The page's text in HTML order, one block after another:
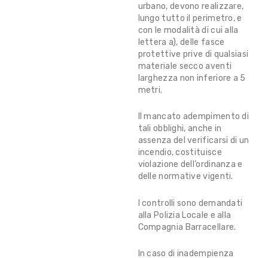
urbano, devono realizzare,
lungo tutto il perimetro, e
con le modalità di cui alla
lettera a), delle fasce
protettive prive di qualsiasi
materiale secco aventi
larghezza non inferiore a 5
metri.
Il mancato adempimento di
tali obblighi, anche in
assenza del verificarsi di un
incendio, costituisce
violazione dell’ordinanza e
delle normative vigenti.
I controlli sono demandati
alla Polizia Locale e alla
Compagnia Barracellare.
In caso di inadempienza